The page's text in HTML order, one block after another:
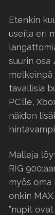
Etenkin
useita eri
suurin osa
melkeinpä
tavallisia
PC:lle,
näiden
Malleja
RIG
myös oma
onkin
”nupit